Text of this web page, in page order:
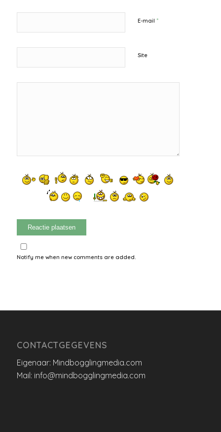
E-mail *
Site
Notify me when new comments are added.
CONTACTGEGEVENS
Eigenaar: Mindbogglingmedia.com
Mail: info@mindbogglingmedia.com